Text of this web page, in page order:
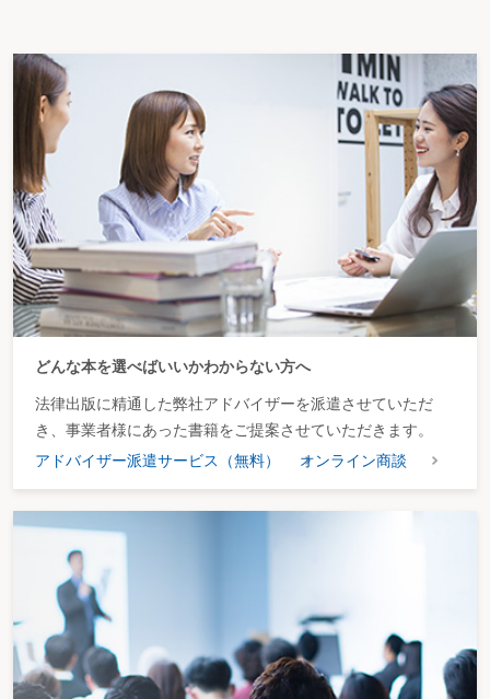
どんな本を選べばいいかわからない方へ
法律出版に精通した弊社アドバイザーを派遣させていただ
き、事業者様にあった書籍をご提案させていただきます。
アドバイザー派遣サービス（無料）
オンライン商談